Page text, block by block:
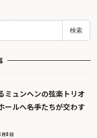
検索
ミュンヘンの弦楽トリオ
ルへ――名手たちが交わす
8日